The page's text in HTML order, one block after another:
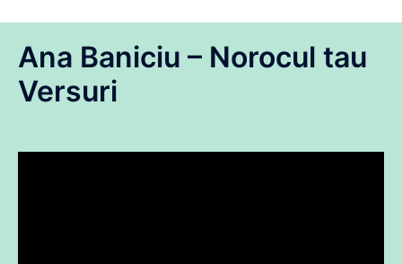
Ana Baniciu – Norocul tau
Versuri